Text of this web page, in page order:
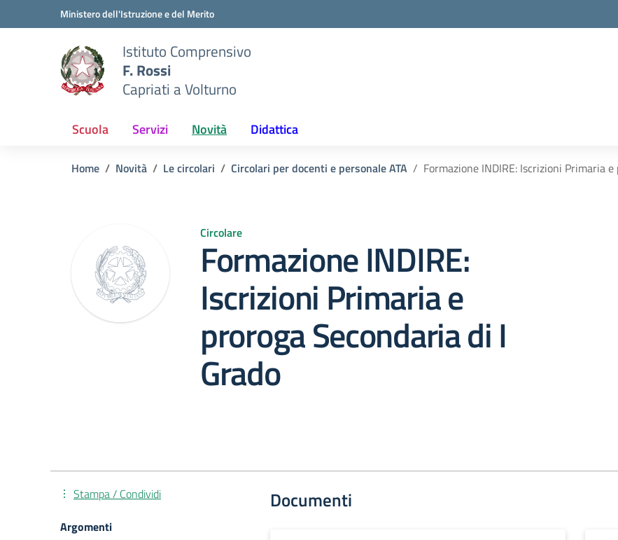
Vai ai contenuti
Vai al menu di navigazioneMinistero dell'Istruzione e del Merito
Istituto Comprensivo
F. Rossi
Capriati a Volturno
Scuola Servizi Novità Didattica
Home Novità Le circolari Circolari per docenti e personale ATA Formazione INDIRE: Iscrizioni Primaria
Circolare
Formazione INDIRE:
Iscrizioni Primaria e
proroga Secondaria di I
Grado
Documenti
Stampa / Condividi
Argomenti